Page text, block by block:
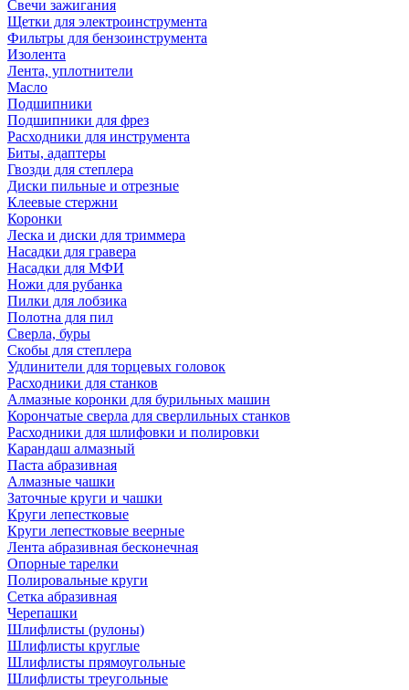
Свечи зажигания
Щетки для электроинструмента
Фильтры для бензоинструмента
Изолента
Лента, уплотнители
Масло
Подшипники
Подшипники для фрез
Расходники для инструмента
Биты, адаптеры
Гвозди для степлера
Диски пильные и отрезные
Клеевые стержни
Коронки
Леска и диски для триммера
Насадки для гравера
Насадки для МФИ
Ножи для рубанка
Пилки для лобзика
Полотна для пил
Сверла, буры
Скобы для степлера
Удлинители для торцевых головок
Расходники для станков
Алмазные коронки для бурильных машин
Корончатые сверла для сверлильных станков
Расходники для шлифовки и полировки
Карандаш алмазный
Паста абразивная
Алмазные чашки
Заточные круги и чашки
Круги лепестковые
Круги лепестковые веерные
Лента абразивная бесконечная
Опорные тарелки
Полировальные круги
Сетка абразивная
Черепашки
Шлифлисты (рулоны)
Шлифлисты круглые
Шлифлисты прямоугольные
Шлифлисты треугольные